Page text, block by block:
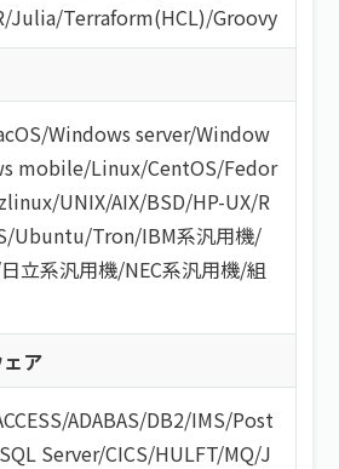
/Julia/Terraform(HCL)/Groovy
/Windows server/Window
mobile/Linux/CentOS/Fedor
/UNIX/AIX/BSD/HP-UX/R
/Ubuntu/Tron/IBM系汎用機/
日立系汎用機/NEC系汎用機/組
ア
/ADABAS/DB2/IMS/Post
Server/CICS/HULFT/MQ/J